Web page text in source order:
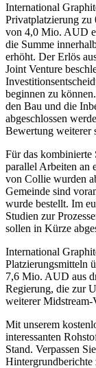
International
Privatplatzierung
von 4,0 Mio. AUD
die Summe
erhöht. Der Erlös
Joint Venture
beginnen zu
den Bau und die
abgeschlossen
Bewertung weiterer
Für das
parallel Arbeiten an
von Collie wurden
Gemeinde sind
wurde bestellt. Im
Studien zur
sollen in Kürze
International
Platzierungsmitteln
7,6 Mio. AUD aus
Regierung, die zur
weiterer Midstream-
Mit unserem
interessanten
Stand. Verpassen
Hintergrundberichte